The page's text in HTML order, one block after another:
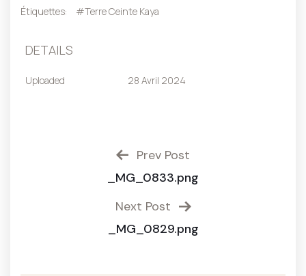
Étiquettes:
#Terre Ceinte Kaya
DETAILS
Uploaded 28 Avril 2024
Prev Post
_MG_0833.png
Next Post
_MG_0829.png